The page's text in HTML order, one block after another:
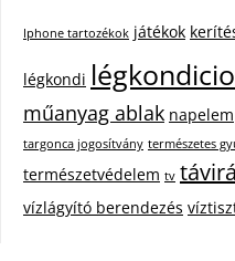
Iphone tartozékok játékok
légkondi
műanyag ablak napelem
targonca jogosítvány természetes
természetvédelem tv
vízlágyító berendezés